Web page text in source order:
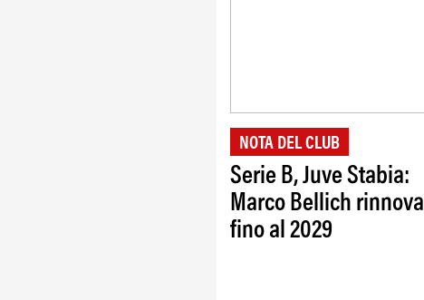
NOTA DEL CLUB
Serie B, Juve Stabia:
Marco Bellich rinnova
fino al 2029